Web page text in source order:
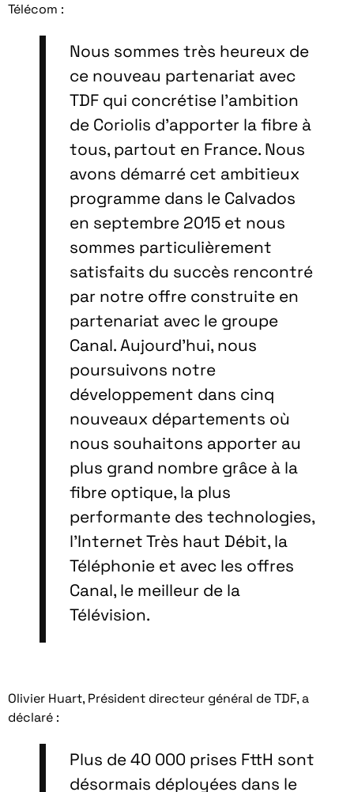
Télécom :
Nous sommes très heureux de
ce nouveau partenariat avec
TDF qui concrétise l’ambition
de Coriolis d’apporter la fibre à
tous, partout en France. Nous
avons démarré cet ambitieux
programme dans le Calvados
en septembre 2015 et nous
sommes particulièrement
satisfaits du succès rencontré
par notre offre construite en
partenariat avec le groupe
Canal. Aujourd’hui, nous
poursuivons notre
développement dans cinq
nouveaux départements où
nous souhaitons apporter au
plus grand nombre grâce à la
fibre optique, la plus
performante des technologies,
l’Internet Très haut Débit, la
Téléphonie et avec les offres
Canal, le meilleur de la
Télévision.
Olivier Huart, Président directeur général de TDF, a
déclaré :
Plus de 40 000 prises FttH sont
désormais déployées dans le